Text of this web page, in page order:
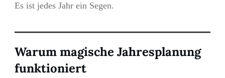
Es ist jedes Jahr ein Segen.
Warum magische Jahresplanung
funktioniert